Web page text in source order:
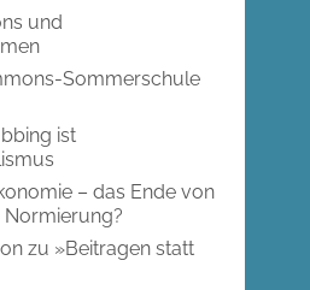
und
Sommerschule
ist
– das Ende von
zu »Beitragen statt